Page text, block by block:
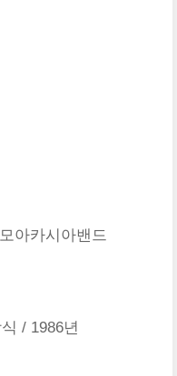
아카시아밴드
/ 1986년